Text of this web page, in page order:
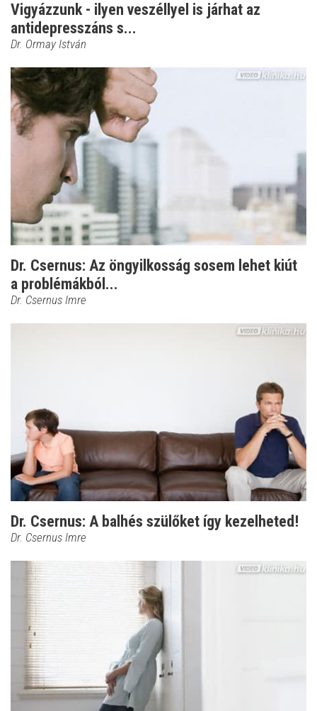
Vigyázzunk - ilyen veszéllyel is járhat az
antidepresszáns s...
Dr. Ormay István
Dr. Csernus: Az öngyilkosság sosem lehet kiút
a problémákból...
Dr. Csernus Imre
Dr. Csernus: A balhés szülőket így kezelheted!
Dr. Csernus Imre